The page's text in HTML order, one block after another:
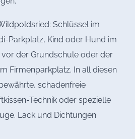
Schlüssel im
Parkplatz, Kind oder Hund im
der Grundschule oder der
Firmenparkplatz. In all diesen
schadenfreie
Technik oder spezielle
Lack und Dichtungen